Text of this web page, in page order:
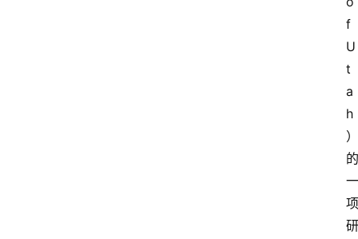
f
U
t
a
h
）
的
一
项
研